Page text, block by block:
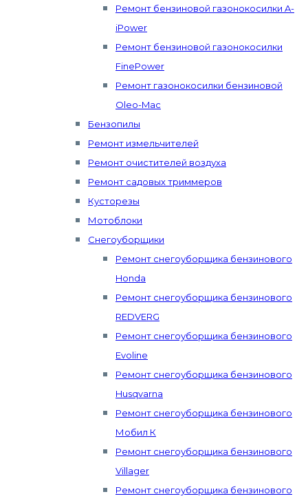
Ремонт бензиновой газонокосилки A-
iPower
Ремонт бензиновой газонокосилки
FinePower
Ремонт газонокосилки бензиновой
Oleo-Mac
Бензопилы
Ремонт измельчителей
Ремонт очистителей воздуха
Ремонт садовых триммеров
Кусторезы
Мотоблоки
Снегоуборщики
Ремонт снегоуборщика бензинового
Honda
Ремонт снегоуборщика бензинового
REDVERG
Ремонт снегоуборщика бензинового
Evoline
Ремонт снегоуборщика бензинового
Husqvarna
Ремонт снегоуборщика бензинового
Мобил К
Ремонт снегоуборщика бензинового
Villager
Ремонт снегоуборщика бензинового